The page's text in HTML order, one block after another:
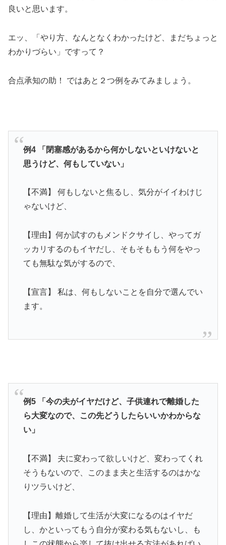
良いと思います。
エッ、「やり方、なんとなくわかったけど、まだちょっと
わかりづらい」ですって？
合点承知の助！ ではあと２つ例をみてみましょう。
例4 「閉塞感があるから何かしないといけないと
思うけど、何もしていない」
【不満】 何もしないと焦るし、気分がイイわけじ
ゃないけど、
【理由】何か試すのもメンドクサイし、やってガ
ッカリするのもイヤだし、そもそももう何をやっ
ても無駄な気がするので、
【宣言】 私は、何もしないことを自分で選んでい
ます。
例5 「今の夫がイヤだけど、子供連れで離婚した
ら大変なので、この先どうしたらいいかわからな
い」
【不満】 夫に変わって欲しいけど、変わってくれ
そうもないので、このまま夫と生活するのはかな
りツラいけど、
【理由】離婚して生活が大変になるのはイヤだ
し、かといってもう自分が変わる気もないし、も